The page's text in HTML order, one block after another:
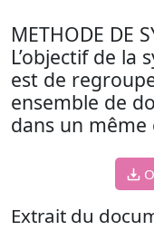
METHODE DE
L’objectif de la
est de
ensemble de
dans un même
Extrait du